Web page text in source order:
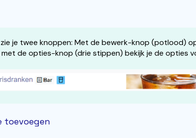
je twee knoppen: Met de bewerk-knop (potlood)
met de opties-knop (drie stippen) bekijk je de opties
toevoegen